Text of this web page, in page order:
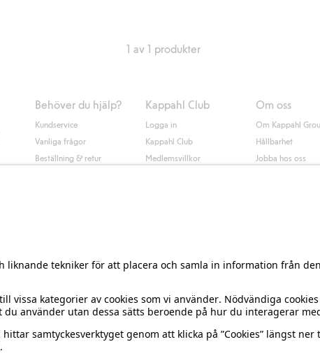
1 av 1 produkter
Behöver du hjälp?
Kundservice
Vanliga frågor
Beställning & retur
Kappahl Club
Logga in
Kappahl Club
Medlemsvillkor
Om oss
Om Kappahl
Hållbarhet
Jobba hos oss